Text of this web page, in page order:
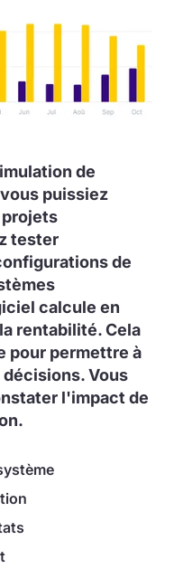
de
puissiez
tester
de
calcule en
rentabilité. Cela
pour permettre à
Vous
l'impact de